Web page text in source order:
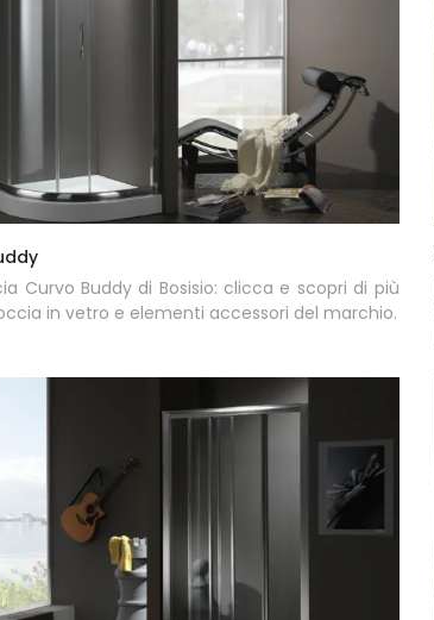
Curvo Buddy di Bosisio: clicca e scopri di più
in vetro e elementi accessori del marchio.